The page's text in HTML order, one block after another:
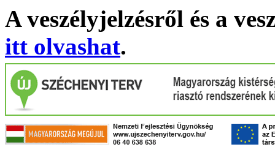
A veszélyjelzésről és a
itt olvashat.